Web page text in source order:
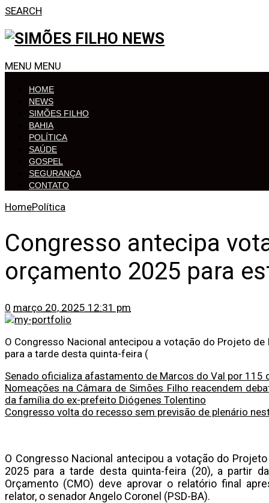
SEARCH
MENU MENU
HOME
NEWS
SIMÕES FILHO
BAHIA
POLÍTICA
SAÚDE
GOSPEL
SEGURANÇA
CONTATO
HomePolítica
Congresso antecipa
orçamento 2025 para
0 março 20, 2025 12:31 pm
O Congresso Nacional antecipou a votação do Projeto
para a tarde desta quinta-feira (
Senado oficializa afastamento de Marcos do Val por 115
Nomeações na Câmara de Simões Filho reacendem
da família do ex-prefeito Diógenes Tolentino
Congresso volta do recesso sem previsão de plenário
O Congresso Nacional antecipou a votação do
2025 para a tarde desta quinta-feira (20), a partir
Orçamento (CMO) deve aprovar o relatório final
relator, o senador Angelo Coronel (PSD-BA).